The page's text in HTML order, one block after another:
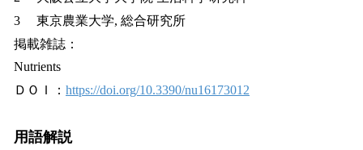
3 東京農業大学, 総合研究所
掲載雑誌：
Nutrients
ＤＯＩ： https://doi.org/10.3390/nu16173012
用語解説